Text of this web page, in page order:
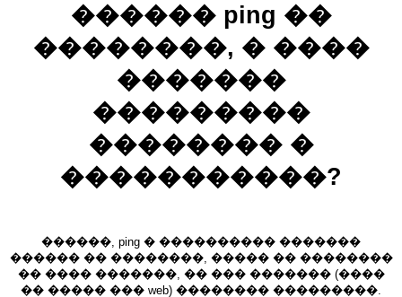
������ ping ��
��������, � ����
�������
���������
�������� �
�����������?
������, ping � ���������� �������
������ �� ��������, ����� �� ��������
�� ���� �������, �� ��� ������� (����
�� ����� ��� web) �������� ���������.